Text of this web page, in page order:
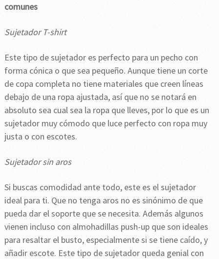
comunes
Sujetador T-shirt
Este tipo de sujetador es perfecto para un pecho con
forma cónica o que sea pequeño. Aunque tiene un corte
de copa completa no tiene materiales que creen líneas
debajo de una ropa ajustada, así que no se notará en
absoluto sea cual sea la ropa que lleves, por lo que es un
sujetador muy cómodo que luce perfecto con ropa muy
justa o con escotes.
Sujetador sin aros
Si buscas comodidad ante todo, este es el sujetador
ideal para ti. Que no tenga aros no es sinónimo de que
pueda dar el soporte que se necesita. Además algunos
vienen incluso con almohadillas push-up que son ideales
para resaltar el busto, especialmente si se tiene caído, y
añadir escote. Este tipo de sujetador queda genial con